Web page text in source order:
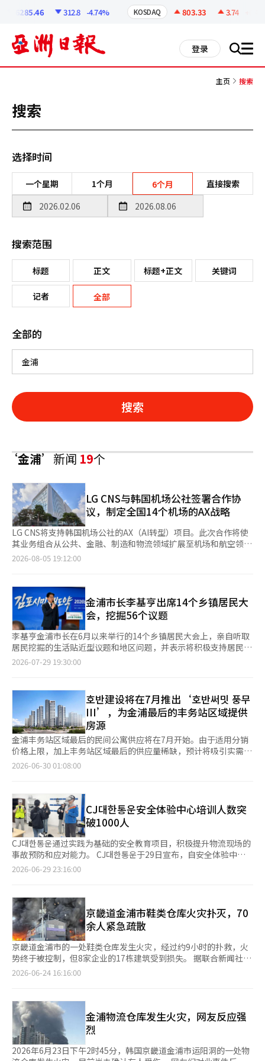
6285.46 312.8 -4.74% KOSDAQ 803.33 3.74
登录 搜 all
主页 搜索
搜索
选择时间
一个星期 1个月 6个月 直接搜索
搜索范围
标题 正文 标题+正文 关键词
记者 全部
全部的
搜索
‘金浦’新闻19个
LG CNS与韩国机场公社签署合作协
议，制定全国14个机场的AX战略
LG CNS将支持韩国机场公社的AX（AI转型）项目。此次合作将使
其业务组合从公共、金融、制造和物流领域扩展至机场和航空领
域。 LG CNS于5日宣布，已获得韩国机场公社的“KAC AI大师计
线图。 作为财政经济部认定的“AI领先机构”，韩国机场公社自
2025年起将推动50个AI创新项目，目标是实现“通过AI创新构建
未来机场”。 LG CNS将在本项目中具体化韩国机场公社的AI战
略，并制定大师计划。特别是将重点发掘利用AI进行机场运营优
化、客户服务创新和安全管理体系构建等核心服务。为此，将执行
从AI战略咨询、AI和数据架构设计、AI治理构建、核心项目技术验
证（PoC）到后续项目执行计划的全过程。 首先，将推出基于“代
理AI”的安全管理服务。当机场内发生异常情况时，现场员工可通
程序。公司预计，随着这一服务模型的具体化，现场应对体系将通
过AI得到提升，尤其是在紧急情况下，可以减轻现场员工的报告负
担，支持快速初步响应。 LG CNS计划以此次获得的韩国机场公社
项目为契机，扩展其在机场和航空领域的AX业务组合。下半年，
将把在公共、金融、制造和物流等多个行业积累的AI转型（AX）经
验以及生成型、代理型AI、云计算和数据技术能力投入到此次项目
中。 LG CNS金融/公共事业部总经理裴敏表示：“此次项目不仅仅
是制定信息化战略，而是设计韩国机场产业的AI转型方向的项目。
模型的实现做出贡献。”※ 本报道经人工智能（AI）系统翻译与编
辑。
2026-08-05 19:12:00
金浦市长李基亨出席14个乡镇居民大
会，挖掘56个议题
李基亨金浦市长在6月以来举行的14个乡镇居民大会上，亲自听取
居民挖掘的生活贴近型议题和地区问题，并表示将积极支持居民自
治会解决行政未能关注的问题，推动项目实施和预算反映。 29
居民自治活化项目的推进情况，并通过居民投票决定了2027年推
进的自治计划项目优先事项。 居民大会是居民自治会挖掘乡镇问
题和必要项目，向居民说明，并通过事前投票和现场投票等方式决
定实际推进的议题的核心程序。金浦市目前在14个乡镇全体设立了
居民自治会，推动地区项目。 今年的大会上，各居民自治会报告
了2025年的活动成果和2026年项目推进情况，并向居民说明了反
映地区特性的2027年自治项目计划，包括生活环境改善、交通安
全、文化、福利和社区活化等内容。 参与投票的总票数为23338
过居民自治活化项目的征集和审议程序。 市政府表示，即使在居
民大会上获得较多票数的项目，也会在审查相关法律法规、项目费
用、用地保障和安全性、与其他项目的重复性等后，最终确定实际
推进的项目，并将居民能够感知的课题积极反映在2027年度市政
计划和预算编制过程中。 李基亨市长在14个乡镇的大会上逐一访
问，确认居民自治会活动和地区议题，并将居民和自治委员提出的
建议转达给相关部门，要求共同制定行政支持所需项目的实现方
案。 金浦市不仅将居民大会视为居民自治会内部的决策活动，还
民选定的议题能够转化为行政计划和预算。 此前，金浦市为增强
居民自治会的自主性和责任感，修订了相关条例，并在14个乡镇招
募了第四期居民自治会委员，选拔的委员将负责2026年至2027年
居民大会的召开、乡镇议题的挖掘和居民主导项目的推进。 李基
亨市长表示：“行政只能在制度和规定的范围内运作，但居民能够
最先发现行政未能察觉的问题，并提出现实的解决方案。市政府将
积极支持居民提案的项目，促使其转化为地区的实际变化。” 他
还表示：“在14个乡镇居民大会上听到的市民意见，将成为未来金
外，金浦市计划对居民大会选定的56个议题进行相关部门的审查，
并开展居民自治活化项目的征集和审议，最终将项目的推进情况和
预算反映结果与居民自治会共享。市政府还将保障居民在项目推进
过程中的参与，建立提案、决策、执行和成果确认的居民自治体
系。※ 本报道经人工智能（AI）系统翻译与编辑。
2026-07-29 19:30:00
호반建设将在7月推出‘호반써밋 풍무
III’，为金浦最后的丰务站区域提供
房源
金浦丰务站区域最后的民间公寓供应将在7月开始。由于适用分销
价格上限，加上丰务站区域最后的供应量稀缺，预计将吸引实需者
的关注。 29日，호반建设宣布将在京畿道金浦市丰务站区域城市
目位于京畿道金浦市沙乌洞458号，规划为地下2层至地上29层，
共660户。户型面积仅有59㎡和84㎡，并适用分销价格上限。各户
型的供应量为：▲59㎡A 130户 ▲59㎡B 108户 ▲84㎡A 178户
▲84㎡B 103户 ▲84㎡C 65户 ▲84㎡D 76户。 此次项目是与之前
供应的B5·C5区块共同完成总计2675户的‘호반써밋’品牌小区
的最后一部分。特别是，该品牌小区是距离金浦金线丰务站和未来
将建设的仁荷大学金浦医疗校园最近的品牌小区。 教育环境也是
其优势之一。B4区块位于品牌小区中，最靠近规划中的小学、幼
控摄像头、紧急铃和投影仪的安全上学通道。 交通条件也有望改
善。该项目可步行到金浦金线丰务站。最近，首尔地铁5号线金浦
·检丹延长工程通过了可行性研究，未来将形成金浦金线与5号线
的双重车站区域。 道路网络也在持续扩展。通过金浦汉江路和金
浦大路可前往首尔汝矣岛和江南地区，丰谷IC计划于2026年通
车，影沙亭IC计划于2028年通车。 生活配套设施也已完善。居民
可利用包括金浦的易买得、好乐买、CGV等丰务洞和沙乌洞的现有
生活便利设施。附近还有溪阳川水边公园和选手公园，居住环境宜
检丹地区首个大学医院仁荷大学金浦医疗校园，目标是于2028年
开工。 호반建设相关人士表示：“호반써밋 풍무III是金浦丰务站区
域的最后供应项目，未来将与该地区最新的品牌小区共享价
值。”并表示：“凭借与教育设施的最短距离和特色设计，预计将
为有孩子的实需者提供差异化的居住选择。” 另一方面，호반建设
于16日宣布将于2026年度招募新的合作伙伴。招募对象包括外包
2026-06-30 01:08:00
CJ대한통운安全体验中心培训人数突
破1000人
CJ대한통운通过实践为基础的安全教育项目，积极提升物流现场的
事故预防和应对能力。 CJ대한통운于29日宣布，自安全体验中心
开馆以来，累计接受安全培训的人数已突破1000人。该安全体验
韩国工业安全卫生公团认证的“民间安全体验教育场所”。 安全
体验中心旨在通过直接体验物流现场可能发生的危险情况，提高应
对能力。该中心设有9个课程，涵盖了安全帽冲击、触电、跌倒等
实际事故案例的培训，并提供利用虚拟现实（VR）设备的体验项
目。此外，CJ대한통운还获得了心肺复苏协会的教育机构认证，能
够自行开展心肺复苏（CPR）和自动体外除颤器（AED）培训。
培训的效果体现在现场应对能力的提升上。去年12月，在京畿道金
浦物流中心，一名员工迅速对倒地的作业人员实施心肺复苏，完成
装安全标志、改善工作场所照明、分离行人通道等活动，以发现和
改善各个工作场所的风险因素。 CJ대한통운将安全体验中心向自家
员工、合作伙伴及其他物流企业开放，提供体验式安全教育，旨在
促进物流行业整体的安全文化传播。 同时，CJ대한통운还加强了高
温季节的热病预防措施。该公司首次在行业内保障快递员的工作停
止权和免责权，并针对老年人和基础疾病患者等高风险群体，实施
2026-06-29 23:16:00
京畿道金浦市鞋类仓库火灾扑灭，70
余人紧急疏散
京畿道金浦市的一处鞋类仓库发生火灾，经过约9小时的扑救，火
势终于被控制，但8家企业的17栋建筑受到损失。 据联合新闻社和
金浦消防署的消息，火灾发生在前日下午2时45分，位于金浦市运
建筑部分受损，仓库相关人员及70余人成功自救疏散。 幸运的
是，没有人员伤亡报告。 金浦消防署火灾预防科科长郭成旭在火
灾现场附近召开了新闻发布会，他表示：“仓库内堆放了大量鞋类
产品，受灾建筑不仅包括仓库，还有工厂。” 接到衣物仓库相关
人员的报警后，消防部门因担心火势蔓延，于火灾发生21分钟后发
2026-06-24 16:16:00
金浦物流仓库发生火灾，网友反应强
烈
2026年6月23日下午2时45分，韩国京畿道金浦市运阳洞的一处物